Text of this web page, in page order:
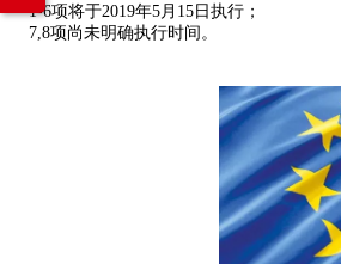
1-6项将于2019年5月15日执行；
7,8项尚未明确执行时间。